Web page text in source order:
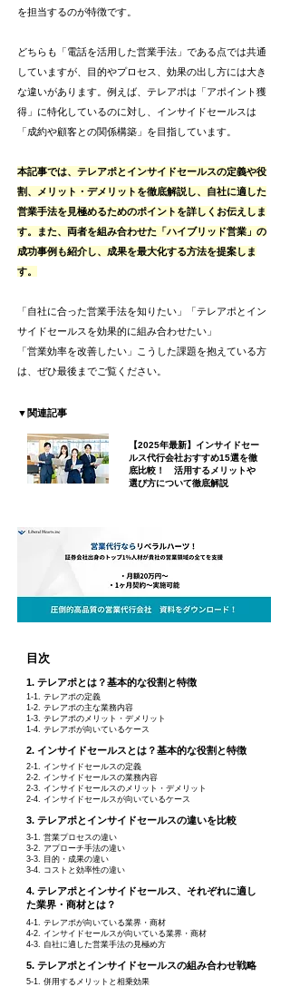
を担当するのが特徴です。
どちらも「電話を活用した営業手法」である点では共通
していますが、目的やプロセス、効果の出し方には大き
な違いがあります。例えば、テレアポは「アポイント獲
得」に特化しているのに対し、インサイドセールスは
「成約や顧客との関係構築」を目指しています。
本記事では、テレアポとインサイドセールスの定義や役
割、メリット・デメリットを徹底解説し、自社に適した
営業手法を見極めるためのポイントを詳しくお伝えしま
す。また、両者を組み合わせた「ハイブリッド営業」の
成功事例も紹介し、成果を最大化する方法を提案しま
す。
「自社に合った営業手法を知りたい」「テレアポとイン
サイドセールスを効果的に組み合わせたい」
「営業効率を改善したい」こうした課題を抱えている方
は、ぜひ最後までご覧ください。
▼関連記事
【2025年最新】インサイドセー
ルス代行会社おすすめ15選を徹
底比較！ 活用するメリットや
選び方について徹底解説
目次
1. テレアポとは？基本的な役割と特徴
1-1. テレアポの定義
1-2. テレアポの主な業務内容
1-3. テレアポのメリット・デメリット
1-4. テレアポが向いているケース
2. インサイドセールスとは？基本的な役割と特徴
2-1. インサイドセールスの定義
2-2. インサイドセールスの業務内容
2-3. インサイドセールスのメリット・デメリット
2-4. インサイドセールスが向いているケース
3. テレアポとインサイドセールスの違いを比較
3-1. 営業プロセスの違い
3-2. アプローチ手法の違い
3-3. 目的・成果の違い
3-4. コストと効率性の違い
4. テレアポとインサイドセールス、それぞれに適し
た業界・商材とは？
4-1. テレアポが向いている業界・商材
4-2. インサイドセールスが向いている業界・商材
4-3. 自社に適した営業手法の見極め方
5. テレアポとインサイドセールスの組み合わせ戦略
5-1. 併用するメリットと相乗効果